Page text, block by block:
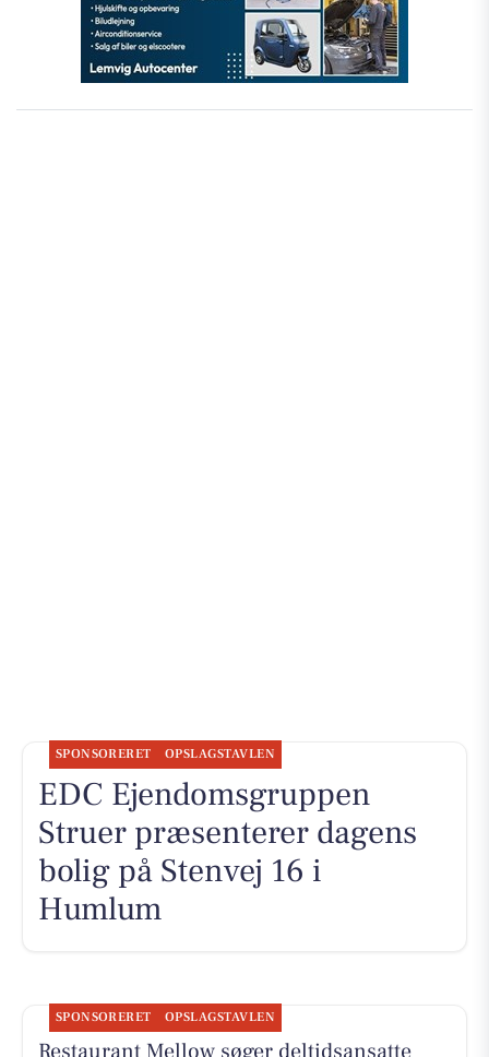
SPONSORERET OPSLAGSTAVLEN
EDC Ejen­doms­grup­pen
Struer præsenterer dagens
bolig på Stenvej 16 i
Humlum
SPONSORERET OPSLAGSTAVLEN